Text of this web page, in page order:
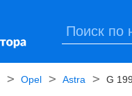
Opel Astra G